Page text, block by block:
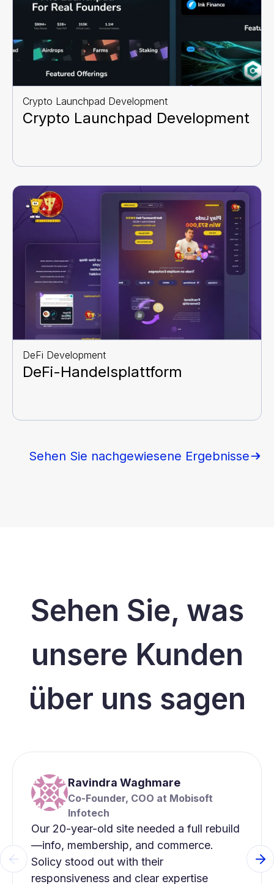
Crypto Launchpad Development
Crypto Launchpad Development
DeFi Development
DeFi-Handelsplattform
Sehen Sie nachgewiesene Ergebnisse
Sehen Sie, was
unsere Kunden
über uns sagen
Previous slide
Ravindra Waghmare
Co-Founder, COO at Mobisoft
Infotech
Our 20-year-old site needed a full rebuild
—info, membership, and commerce.
Solicy stood out with their
responsiveness and clear expertise